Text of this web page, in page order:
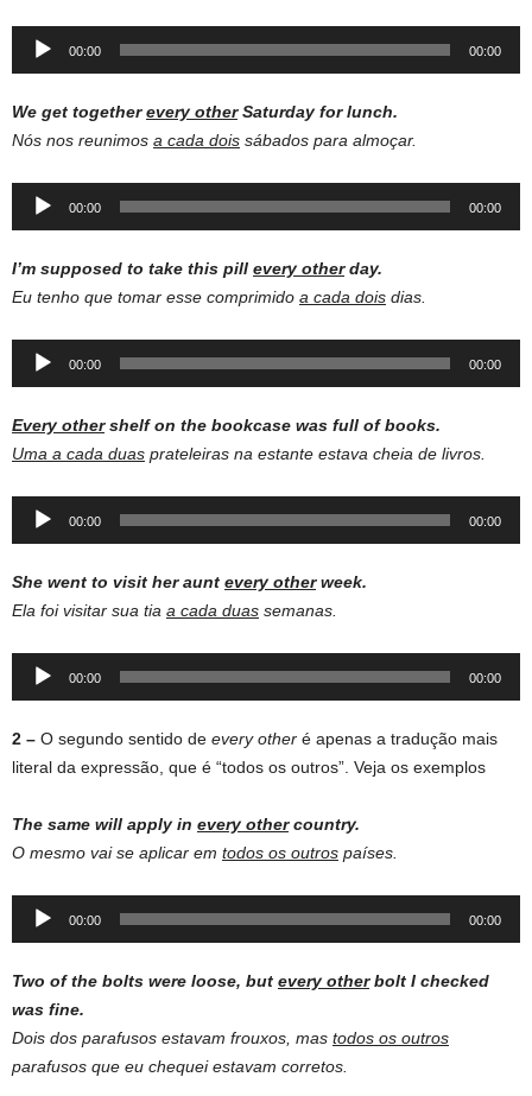
Audio
00:00 00:00
We get togetherevery otherSaturday for lunch.
Nós nos reunimos a cada dois sábados para almoçar.
Audio
00:00 00:00
I’m supposed to take this pill every otherday.
Eu tenho que tomar esse comprimido a cada dois dias.
Audio
00:00 00:00
Every othershelf on the bookcase was full of books.
Uma a cada duas prateleiras na estante estava cheia de livros.
Audio
00:00 00:00
She went to visit her aunt every otherweek.
Ela foi visitar sua tia a cada duas semanas.
Audio
00:00 00:00
2 – O segundo sentido de every other é apenas a tradução mais
literal da expressão, que é “todos os outros”. Veja os exemplos
The same will apply in every othercountry.
O mesmo vai se aplicar em todos os outros países.
Audio
00:00 00:00
Two of the bolts were loose, but every otherbolt I checked
was fine.
Dois dos parafusos estavam frouxos, mas todos os outros
parafusos que eu chequei estavam corretos.